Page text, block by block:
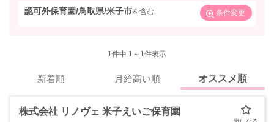
認可外保育園/鳥取県/米子市を含む 条件変更
1件中 1～1件表示
新着順 月給高い順 オススメ順
株式会社 リノヴェ 米子えいご保育園